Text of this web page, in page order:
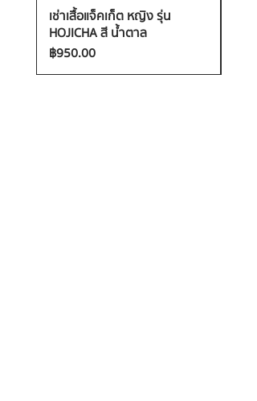
เช่าเสื้อแจ็คเก็ต หญิง รุ่น
HOJICHA สี น้ำตาล
ราคา
฿950.00